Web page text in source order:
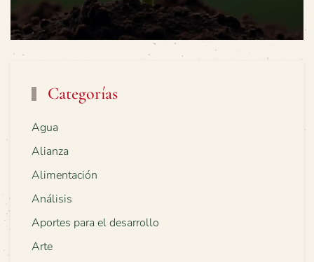
Categorías
Agua
Alianza
Alimentación
Análisis
Aportes para el desarrollo
Arte